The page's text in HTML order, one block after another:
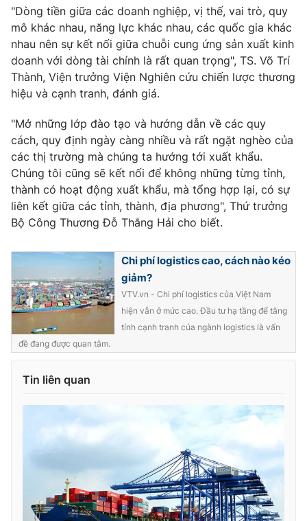
VTV Money VTV Thể thao
VTV Sức khoẻ Bất động sản
Thị trường 24h Tấm lòng Việt
VTV4 Vươn mình bằng AI
VTV9 VTV8
Liên hệ tòa soạn English
THỜI BÁO VTV
Theo dõi báo trên
Cơ quan chủ quản:
Cơ quan báo chí: Thời báo VTV
Giấy phép hoạt động báo in và báo điện tử số 483/GP-BTTTT
cấp ngày 29/12/2023
Phó Tổng Biên tập:
Nguyễn Thị Mỹ Hạnh, Phạm Quốc Thắng,
Nguyễn Trọng Ninh
Tổng đài VTV:024.38 355 931 - 024.38 355 932
"Dòng tiền giữa các doanh nghiệp, vị thế, vai trò, quy
mô khác nhau, năng lực khác nhau, các quốc gia khác
nhau nên sự kết nối giữa chuỗi cung ứng sản xuất kinh
doanh với dòng tài chính là rất quan trọng", TS. Võ Trí
Thành, Viện trưởng Viện Nghiên cứu chiến lược thương
hiệu và cạnh tranh, đánh giá.
"Mở những lớp đào tạo và hướng dẫn về các quy
cách, quy định ngày càng nhiều và rất ngặt nghèo của
các thị trường mà chúng ta hướng tới xuất khẩu.
Chúng tôi cũng sẽ kết nối để không những từng tỉnh,
thành có hoạt động xuất khẩu, mà tổng hợp lại, có sự
liên kết giữa các tỉnh, thành, địa phương", Thứ trưởng
Bộ Công Thương Đỗ Thắng Hải cho biết.
Chi phí logistics cao, cách nào kéo
giảm?
VTV.vn - Chi phí logistics của Việt Nam
hiện vẫn ở mức cao. Đầu tư hạ tầng để tăng
tính cạnh tranh của ngành logistics là vấn
đề đang được quan tâm.
Tin liên quan